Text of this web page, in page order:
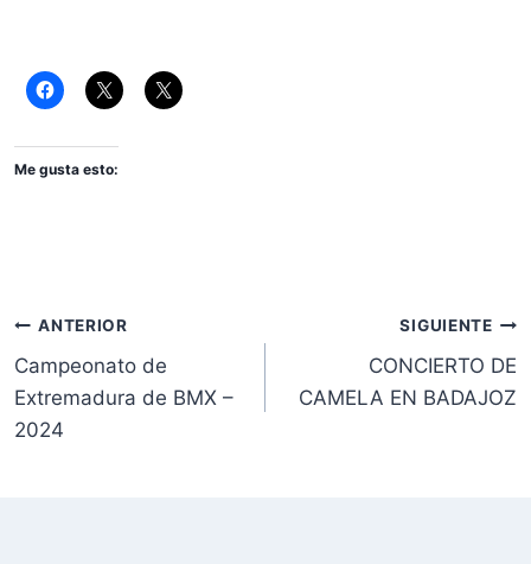
Me gusta esto:
Navegación
de
entradas
ANTERIOR
Campeonato de
Extremadura de BMX –
2024
SIGUIENTE
CONCIERTO DE
CAMELA EN BADAJOZ